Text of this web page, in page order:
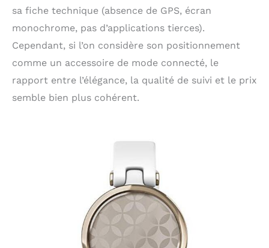
sa fiche technique (absence de GPS, écran
monochrome, pas d’applications tierces).
Cependant, si l’on considère son positionnement
comme un accessoire de mode connecté, le
rapport entre l’élégance, la qualité de suivi et le prix
semble bien plus cohérent.